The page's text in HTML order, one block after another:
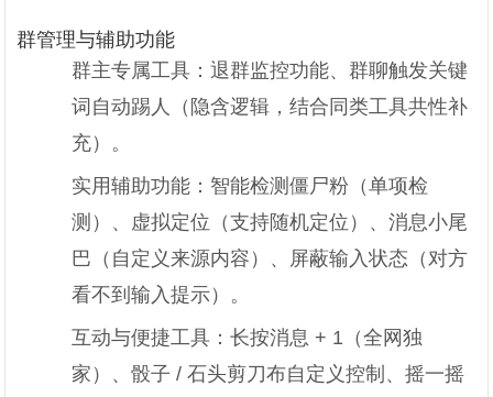
群管理与辅助功能
群主专属工具：退群监控功能、群聊触发关键
词自动踢人（隐含逻辑，结合同类工具共性补
充）。
实用辅助功能：智能检测僵尸粉（单项检
测）、虚拟定位（支持随机定位）、消息小尾
巴（自定义来源内容）、屏蔽输入状态（对方
看不到输入提示）。
互动与便捷工具：长按消息 + 1（全网独
家）、骰子 / 石头剪刀布自定义控制、摇一摇